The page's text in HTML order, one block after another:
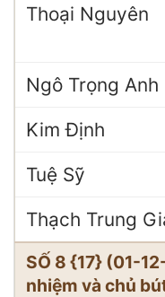
Thoại Nguyên
Ngô Trọng Anh
Kim Định
Tuệ Sỹ
Thạch Trung
SỐ 8 {17} (01-
nhiệm và chủ